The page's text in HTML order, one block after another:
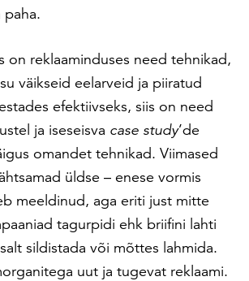
on reklaaminduses need tehnikad,
väikseid eelarveid ja piiratud
efektiivseks, siis on need
ja iseseisva case study’de
omandet tehnikad. Viimased
üldse – enese vormis
meeldinud, aga eriti just mitte
tagurpidi ehk briifini lahti
sildistada või mõttes lahmida.
uut ja tugevat reklaami.